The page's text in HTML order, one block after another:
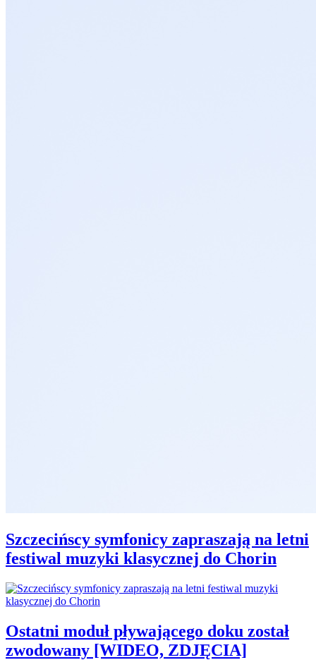
Szczecińscy symfonicy zapraszają na letni
festiwal muzyki klasycznej do Chorin
Ostatni moduł pływającego doku został
zwodowany [WIDEO, ZDJĘCIA]